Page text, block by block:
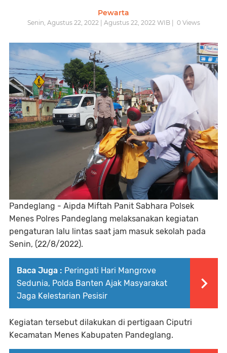
Pewarta
Senin, Agustus 22, 2022 | Agustus 22, 2022 WIB | 0Views
Pandeglang - Aipda Miftah Panit Sabhara Polsek
Menes Polres Pandeglang melaksanakan kegiatan
pengaturan lalu lintas saat jam masuk sekolah pada
Senin, (22/8/2022).
Baca Juga : Peringati Hari Mangrove
Sedunia, Polda Banten Ajak Masyarakat
Jaga Kelestarian Pesisir
Kegiatan tersebut dilakukan di pertigaan Ciputri
Kecamatan Menes Kabupaten Pandeglang.